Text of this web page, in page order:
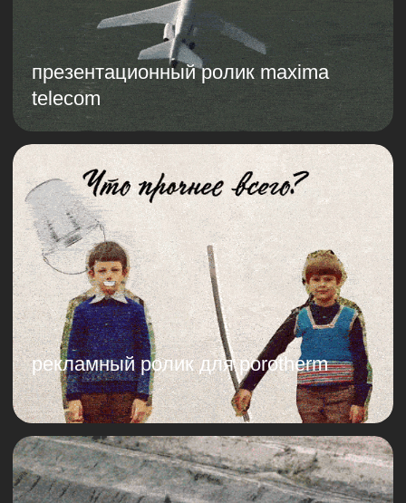
как производят блоки porotherm
презентационный ролик мвс групп
2d анимация для
mt_free